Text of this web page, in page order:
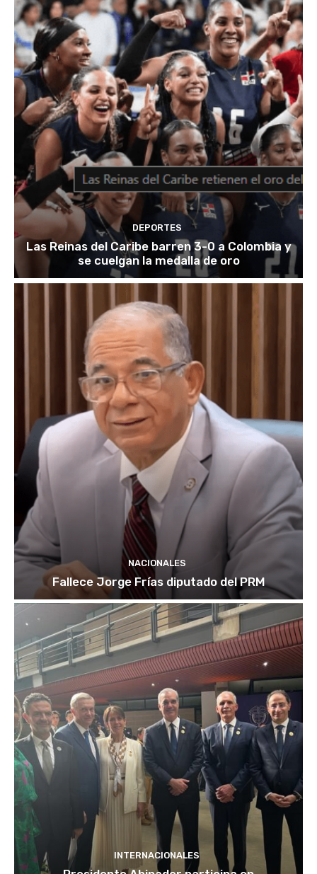
DEPORTES
Las Reinas del Caribe barren 3-0 a Colombia y
se cuelgan la medalla de oro
NACIONALES
Fallece Jorge Frías diputado del PRM
INTERNACIONALES